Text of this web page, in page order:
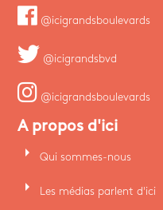
@icigrandsboulevards
@icigrandsbvd
@icigrandsboulevards
A propos d'ici
arrow_right Qui sommes-nous
arrow_right Les médias parlent d'ici